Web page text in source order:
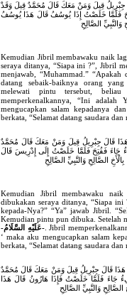
جِبْرِيلُ قِيلَ وَمَنْ مَعَكَ قَالَ مُحَمَّدٌ قِيلَ وَقَدْ
فَلَمَّا خَلَصْتُ إِذَا يُوسُفُ قَالَ هَذَا يُوسُفُ
الصَّالِحِ
Kemudian Jibril membawaku naik
seraya ditanya, “Siapa ini ?”, Jibril
menjawab, “Muhammad.” “Apakah
datang sebaik-baiknya orang
melewati pintu tersebut,
memperkenalkannya, “Ini adalah
mengucapkan salam kepadanya
berkata, “Selamat datang saudara
قَالَ جِبْرِيلُ قِيلَ وَمَنْ مَعَكَ قَالَ مُحَمَّدٌ
جَاءَ فَفُتِحَ فَلَمَّا خَلَصْتُ إِلَى إِدْرِيسَ قَالَ
الصَّالِحِ وَالنَّبِيِّ الصَّالِحِ
Kemudian Jibril membawaku
dibukakan seraya ditanya, “Siapa
kepada-Nya?” “Ya” jawab Jibril.
Kemudian pintu pun dibuka. Setelah
-عَلَيْهِ السَّلَامُ-. Jibril
‘ maka aku mengucapkan salam
berkata, “Selamat datang saudara
قَالَ جِبْرِيلُ قِيلَ وَمَنْ مَعَكَ قَالَ مُحَمَّدٌ
جَاءَ فَلَمَّا خَلَصْتُ فَإِذَا هَارُونُ قَالَ هَذَا
وَالنَّبِيِّ الصَّالِحِ